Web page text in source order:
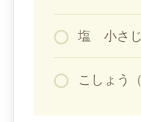
塩 小さ
こしょう